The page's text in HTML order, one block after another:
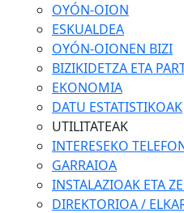
OYÓN-OION
ESKUALDEA
OYÓN-OIONEN BIZI
BIZIKIDETZA ETA
EKONOMIA
DATU ESTATISTIKOAK
UTILITATEAK
INTERESEKO
GARRAIOA
INSTALAZIOAK ETA
DIREKTORIOA /